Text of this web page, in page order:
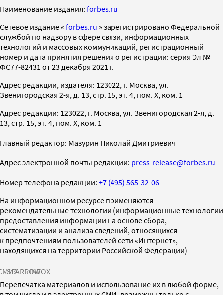
Наименование издания: forbes.ru
Cетевое издание « forbes.ru » зарегистрировано Федеральной
службой по надзору в сфере связи, информационных
технологий и массовых коммуникаций, регистрационный
номер и дата принятия решения о регистрации: серия Эл №
ФС77-82431 от 23 декабря 2021 г.
Адрес редакции, издателя: 123022, г. Москва, ул.
Звенигородская 2-я, д. 13, стр. 15, эт. 4, пом. X, ком. 1
Адрес редакции: 123022, г. Москва, ул. Звенигородская 2-я, д.
13, стр. 15, эт. 4, пом. X, ком. 1
Главный редактор: Мазурин Николай Дмитриевич
Адрес электронной почты редакции: press-release@forbes.ru
Номер телефона редакции: +7 (495) 565-32-06
На информационном ресурсе применяются
рекомендательные технологии (информационные технологии
предоставления информации на основе сбора,
систематизации и анализа сведений, относящихся
к предпочтениям пользователей сети «Интернет»,
находящихся на территории Российской Федерации)
SPARROWINFOX
Перепечатка материалов и использование их в любой форме,